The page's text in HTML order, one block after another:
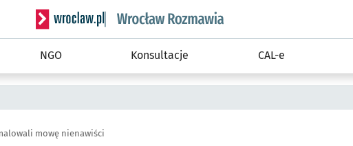
Serwis informacyjny wroclaw.pl podserwis: Rozmawia
NGO Konsultacje CAL-e
mowę nienawiści